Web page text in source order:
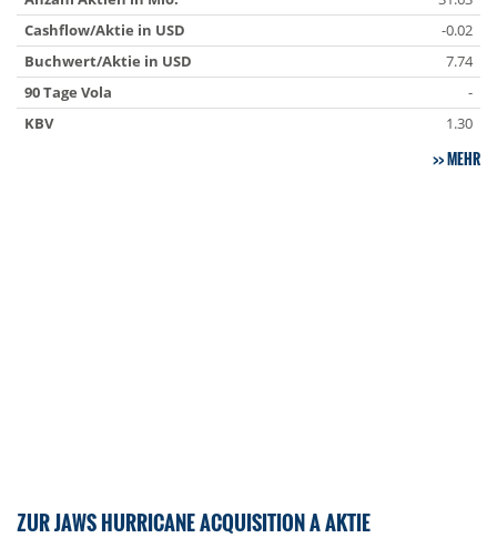
Cashflow/Aktie in USD
-0.02
Buchwert/Aktie in USD
7.74
90 Tage Vola
-
KBV
1.30
MEHR
ZUR JAWS HURRICANE ACQUISITION A AKTIE